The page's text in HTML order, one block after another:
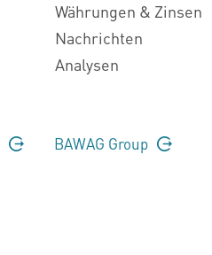
Währungen & Zinsen
Nachrichten
Analysen
BAWAG Group